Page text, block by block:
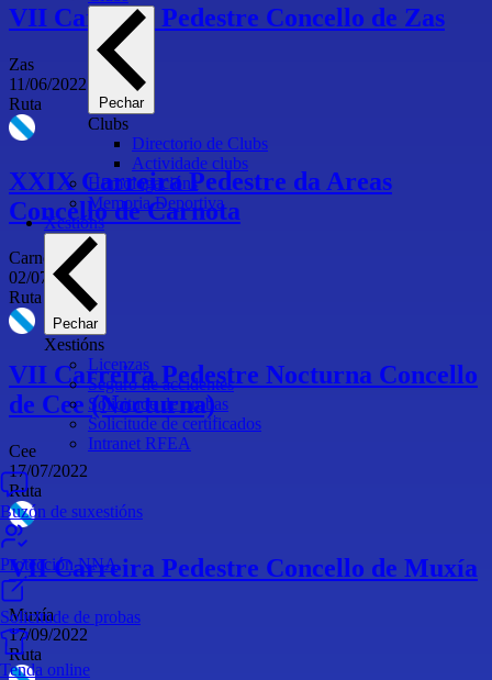
Pechar
Clubs
Directorio de Clubs
Actividade clubs
Homologacións
Memoria Deportiva
Xestións
Pechar
Xestións
Licenzas
Seguro de accidentes
Solicitude de probas
Solicitude de certificados
Intranet RFEA
Buzón de suxestións
Protección NNA
Solicitude de probas
Tenda online
VII Carreira Pedestre Concello de Zas
Zas
11/06/2022
Ruta
XXIX Carreira Pedestre da Areas
Concello de Carnota
Carnota
02/07/2022
Ruta
VII Carreira Pedestre Nocturna Concello
de Cee (Nocturna)
Cee
17/07/2022
Ruta
VII Carreira Pedestre Concello de Muxía
Muxía
17/09/2022
Ruta